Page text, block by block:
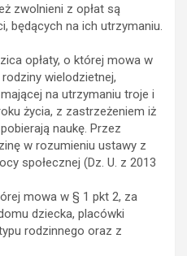
zwolnieni z opłat są
będących na ich utrzymaniu.
opłaty, o której mowa w
wielodzietnej,
na utrzymaniu troje i
życia, z zastrzeżeniem iż
naukę. Przez
w rozumieniu ustawy z
społecznej (Dz. U. z 2013
mowa w § 1 pkt 2, za
dziecka, placówki
rodzinnego oraz z